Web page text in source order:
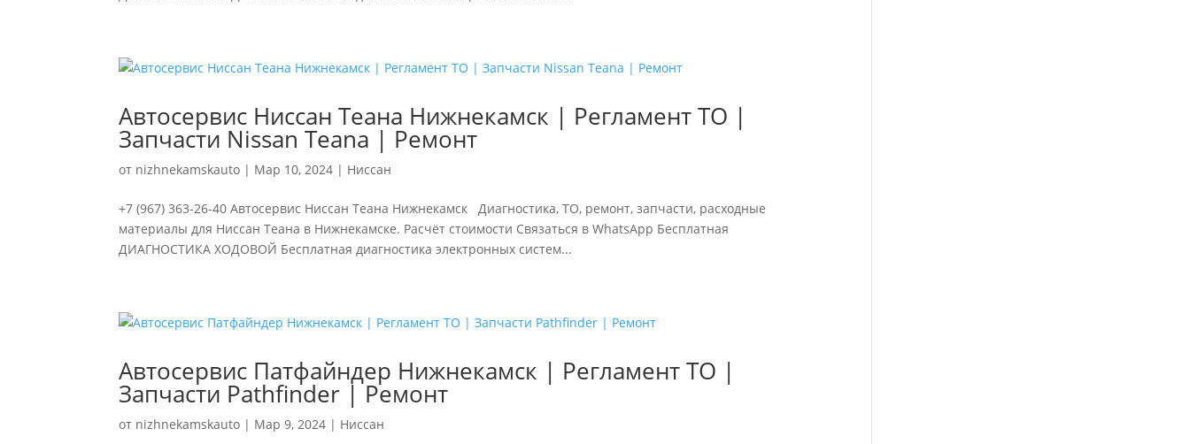
Автосервис Ниссан Теана Нижнекамск | Регламент ТО |
Запчасти Nissan Teana | Ремонт
от nizhnekamskauto | Мар 10, 2024 | Ниссан
+7 (967) 363-26-40 Автосервис Ниссан Теана Нижнекамск Диагностика, ТО, ремонт, запчасти, расходные
материалы для Ниссан Теана в Нижнекамске. Расчёт стоимости Связаться в WhatsApp Бесплатная
ДИАГНОСТИКА ХОДОВОЙ Бесплатная диагностика электронных систем...
Автосервис Патфайндер Нижнекамск | Регламент ТО |
Запчасти Pathfinder | Ремонт
от nizhnekamskauto | Мар 9, 2024 | Ниссан